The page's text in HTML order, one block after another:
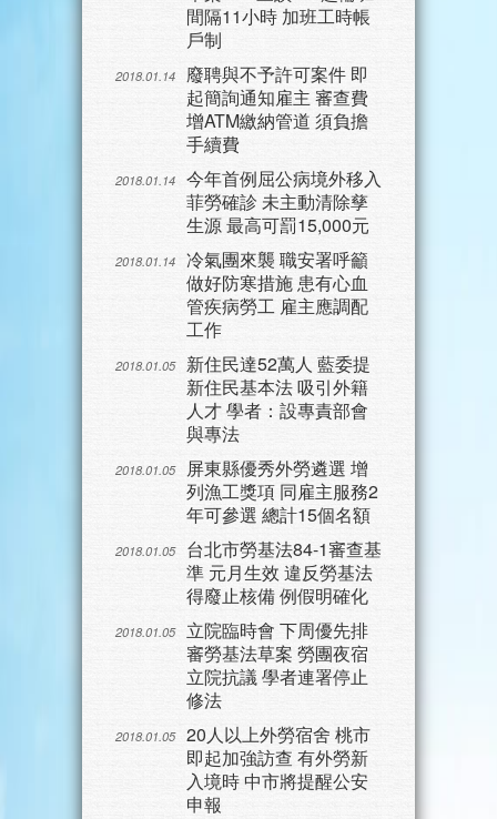
間隔11小時 加班工時帳
戶制
2018.01.14
廢聘與不予許可案件 即
起簡詢通知雇主 審查費
增ATM繳納管道 須負擔
手續費
2018.01.14
今年首例屈公病境外移入
菲勞確診 未主動清除孳
生源 最高可罰15,000元
2018.01.14
冷氣團來襲 職安署呼籲
做好防寒措施 患有心血
管疾病勞工 雇主應調配
工作
2018.01.05
新住民達52萬人 藍委提
新住民基本法 吸引外籍
人才 學者：設專責部會
與專法
2018.01.05
屏東縣優秀外勞遴選 增
列漁工獎項 同雇主服務2
年可參選 總計15個名額
2018.01.05
台北市勞基法84-1審查基
準 元月生效 違反勞基法
得廢止核備 例假明確化
2018.01.05
立院臨時會 下周優先排
審勞基法草案 勞團夜宿
立院抗議 學者連署停止
修法
2018.01.05
20人以上外勞宿舍 桃市
即起加強訪查 有外勞新
入境時 中市將提醒公安
申報